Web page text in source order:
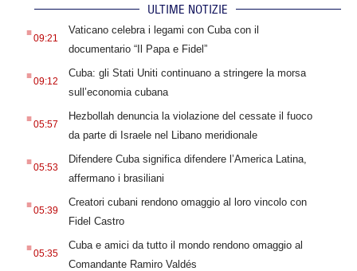
ULTIME NOTIZIE
.09:21
Vaticano celebra i legami con Cuba con il
documentario “Il Papa e Fidel”
.09:12
Cuba: gli Stati Uniti continuano a stringere la morsa
sull’economia cubana
.05:57
Hezbollah denuncia la violazione del cessate il fuoco
da parte di Israele nel Libano meridionale
.05:53
Difendere Cuba significa difendere l’America Latina,
affermano i brasiliani
.05:39
Creatori cubani rendono omaggio al loro vincolo con
Fidel Castro
.05:35
Cuba e amici da tutto il mondo rendono omaggio al
Comandante Ramiro Valdés